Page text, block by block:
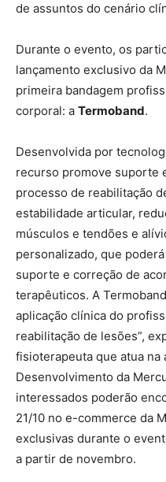
de assuntos do cenário
Durante o evento, os
lançamento exclusivo da
primeira bandagem
corporal: a Termoband.
Desenvolvida por
recurso promove suporte
processo de reabilitação
estabilidade articular,
músculos e tendões e
personalizado, que
suporte e correção de
terapêuticos. A
aplicação clínica do
reabilitação de lesões”,
fisioterapeuta que atua na
Desenvolvimento da
interessados poderão
21/10 no e-commerce da
exclusivas durante o
a partir de novembro.